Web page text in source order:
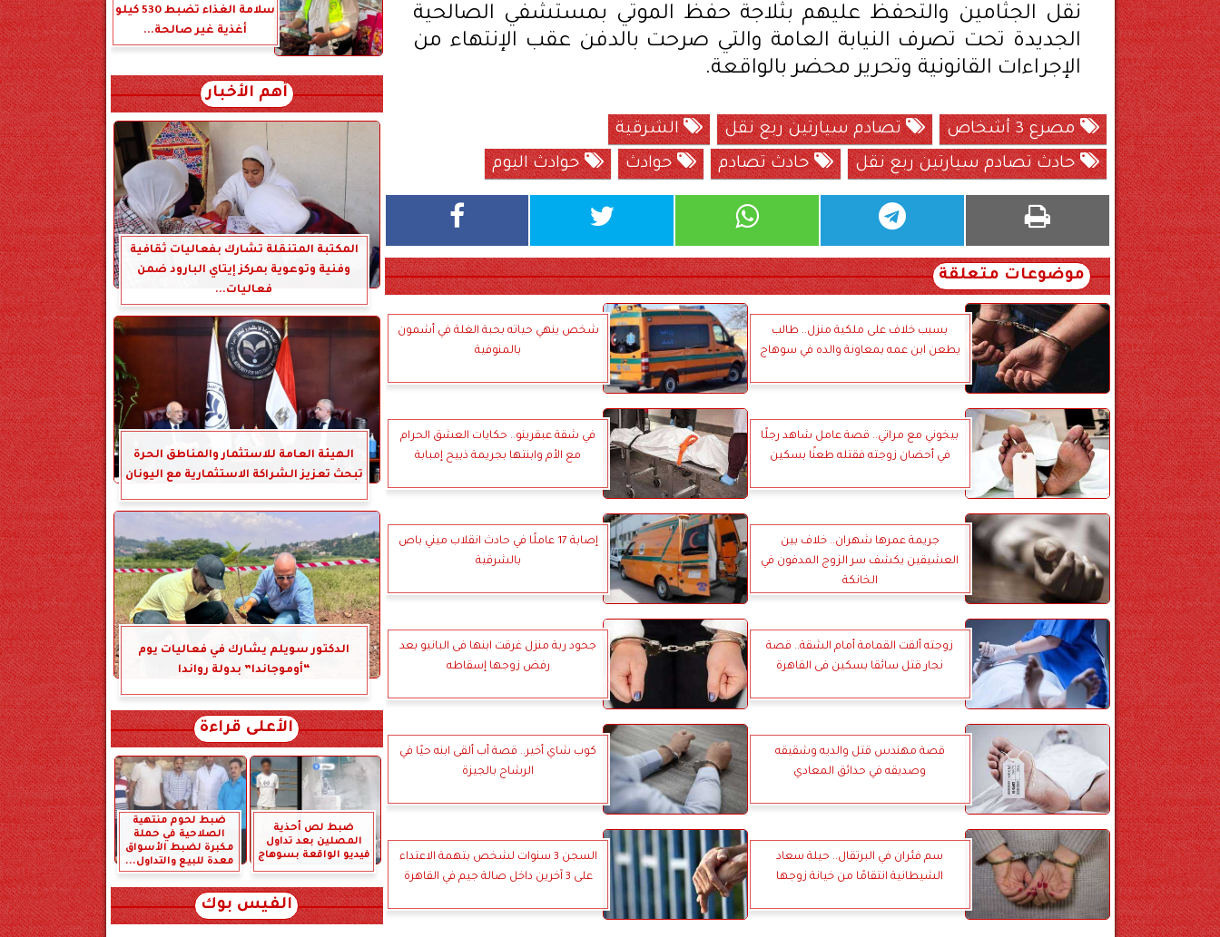
نقل الجثامين والتحفظ عليهم بثلاجة حفظ الموتي بمستشفي الصالحية
الجديدة تحت تصرف النيابة العامة والتي صرحت بالدفن عقب الإنتهاء من
الإجراءات القانونية وتحرير محضر بالواقعة.
مصرع 3 أشخاص تصادم سيارتين ربع نقل
الشرقية
حادث تصادم سيارتين ربع نقل
حادث تصادم حوادث حوادث اليوم
موضوعات متعلقة
بسبب خلاف على ملكية منزل.. طالب
يطعن ابن عمه بمعاونة والده في سوهاج
شخص ينهي حياته بحبة الغلة في أشمون
بالمنوفية
بيخوني مع مراتي.. قصة عامل شاهد رجلًا
في أحضان زوجته فقتله طعنًا بسكين
في شقة عبقرينو.. حكايات العشق الحرام
مع الأم وابنتها بجريمة ذبيح إمبابة
جريمة عمرها شهران.. خلاف بين
العشيقين يكشف سر الزوج المدفون في
الخانكة
إصابة 17 عاملًا في حادث انقلاب ميني باص
بالشرقية
زوجته ألقت القمامة أمام الشقة.. قصة
نجار قتل سائقا بسكين فى القاهرة
جحود ربة منزل غرقت ابنها فى البانيو بعد
رفض زوجها إسقاطه
قصة مهندس قتل والديه وشقيقه
وصديقه في حدائق المعادي
كوب شاي أخير.. قصة أب ألقى ابنه حيًا في
الرشاح بالجيزة
سم فئران في البرتقال.. حيلة سعاد
الشيطانية انتقامًا من خيانة زوجها
السجن 3 سنوات لشخص بتهمة الاعتداء
على 3 آخرين داخل صالة جيم في القاهرة
سلامة الغذاء تضبط 530 كيلو
أغذية غير صالحة...
أهم الأخبار
المكتبة المتنقلة تشارك بفعاليات ثقافية
وفنية وتوعوية بمركز إيتاي البارود ضمن
فعاليات...
الهيئة العامة للاستثمار والمناطق الحرة
تبحث تعزيز الشراكة الاستثمارية مع اليونان
الدكتور سويلم يشارك في فعاليات يوم
“أوموجاندا” بدولة رواندا
الأعلى قراءة
ضبط لص أحذية
المصلين بعد تداول
فيديو الواقعة بسوهاج
ضبط لحوم منتهية
الصلاحية في حملة
مكبرة لضبط الأسواق
معدة للبيع والتداول...
الفيس بوك